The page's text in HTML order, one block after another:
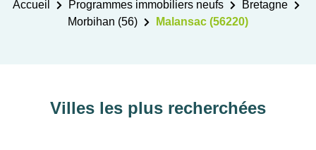
Accueil Programmes immobiliers neufs
Bretagne
Morbihan (56)
Malansac (56220)
Villes les plus recherchées